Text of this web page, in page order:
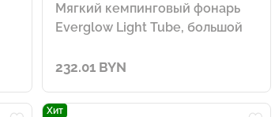
Мягкий кемпинговый фонарь
Everglow Light Tube, большой
232.01 BYN
Хит